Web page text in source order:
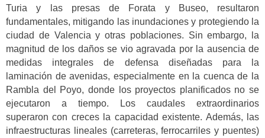
Turia y las presas de Forata y Buseo, resultaron
fundamentales, mitigando las inundaciones y protegiendo la
ciudad de Valencia y otras poblaciones. Sin embargo, la
magnitud de los daños se vio agravada por la ausencia de
medidas integrales de defensa diseñadas para la
laminación de avenidas, especialmente en la cuenca de la
Rambla del Poyo, donde los proyectos planificados no se
ejecutaron a tiempo. Los caudales extraordinarios
superaron con creces la capacidad existente. Además, las
infraestructuras lineales (carreteras, ferrocarriles y puentes)